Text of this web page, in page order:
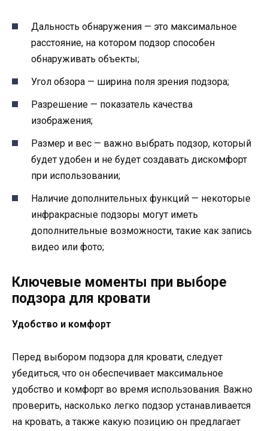
Дальность обнаружения — это максимальное
расстояние, на котором подзор способен
обнаруживать объекты;
Угол обзора — ширина поля зрения подзора;
Разрешение — показатель качества
изображения;
Размер и вес — важно выбрать подзор, который
будет удобен и не будет создавать дискомфорт
при использовании;
Наличие дополнительных функций — некоторые
инфракрасные подзоры могут иметь
дополнительные возможности, такие как запись
видео или фото;
Ключевые моменты при выборе
подзора для кровати
Удобство и комфорт
Перед выбором подзора для кровати, следует
убедиться, что он обеспечивает максимальное
удобство и комфорт во время использования. Важно
проверить, насколько легко подзор устанавливается
на кровать, а также какую позицию он предлагает